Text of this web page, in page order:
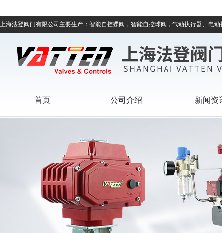
上海法登阀门有限公司主要生产：智能自控蝶阀，智能自控球阀，气动执行器、电
首页 公司介绍 新闻资